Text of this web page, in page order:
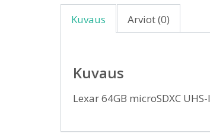
Kuvaus Arviot (0)
Kuvaus
Lexar 64GB microSDXC